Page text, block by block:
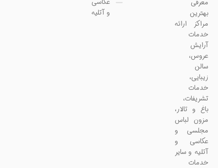
معرفی
بهترین
مراکز ارائه
خدمات
آرایش
عروس،
سالن
زیبایی،
خدمات
تشریفات،
باغ و تالار،
مزون لباس
مجلسی و
عکاسی و
آتلیه و سایر
خدمات
و آتلیه